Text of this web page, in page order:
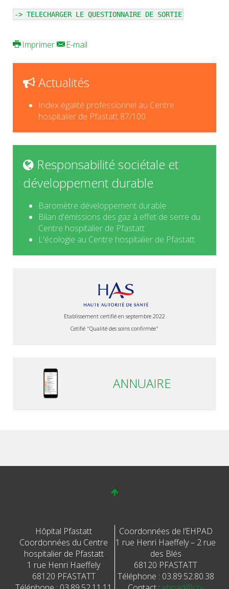
-> TELECHARGER LE QUESTIONNAIRE DE SORTIE
Imprimer E-mail
Actualités
Index égalité professionnel au Centre
hospitalier de Pfastatt 87/100
Responsabilité sociétale et
développement durable
Baromètre développement durable
Bilan d'émissions des gaz à effet de serre du
Centre hospitalier de Pfastatt
L'écologie au Centre hospitalier de Pfastatt
Etablissement certifié en septembre 2022
Cetifié "Qualité des soins confirmée"
ANNUAIRE
Hôpital Pfastatt
Coordonnées du Centre
hospitalier de Pfastatt
1 rue Henri Haeffely
68120 PFASTATT
Coordonnées de l’EHPAD
1 rue Henri Haeffely – 2 rue
des Blés
68120 PFASTATT
Téléphone : 03.89.52.80.38